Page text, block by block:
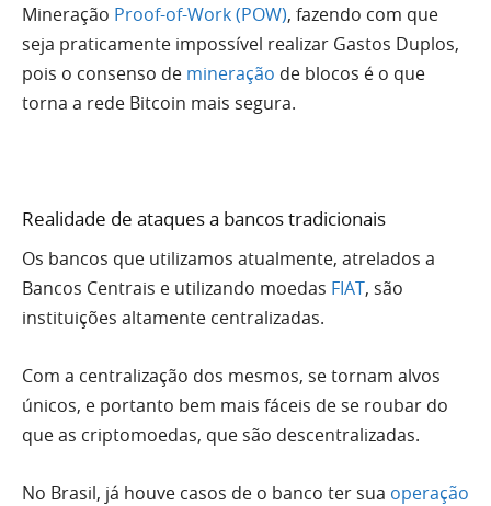
Mineração Proof-of-Work (POW), fazendo com que
seja praticamente impossível realizar Gastos Duplos,
pois o consenso de mineração de blocos é o que
torna a rede Bitcoin mais segura.
Realidade de ataques a bancos tradicionais
Os bancos que utilizamos atualmente, atrelados a
Bancos Centrais e utilizando moedas FIAT, são
instituições altamente centralizadas.
Com a centralização dos mesmos, se tornam alvos
únicos, e portanto bem mais fáceis de se roubar do
que as criptomoedas, que são descentralizadas.
No Brasil, já houve casos de o banco ter sua operação